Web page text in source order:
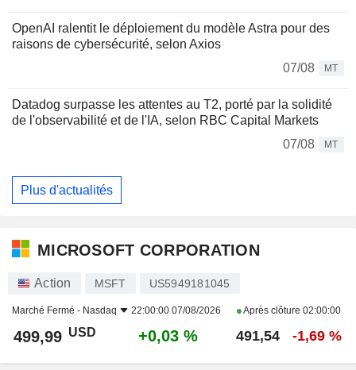
OpenAI ralentit le déploiement du modèle Astra pour des
raisons de cybersécurité, selon Axios
07/08
MT
Datadog surpasse les attentes au T2, porté par la solidité
de l'observabilité et de l'IA, selon RBC Capital Markets
07/08
MT
Plus d'actualités
MICROSOFT CORPORATION
Action MSFT US5949181045
Marché Fermé - Nasdaq 22:00:00 07/08/2026 Après clôture 02:00:00
499,99 USD +0,03 % 491,54 -1,69 %